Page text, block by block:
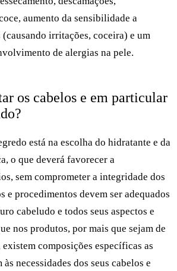
aumento da sensibilidade a
irritações, coceira) e um
de alergias na pele.
os cabelos e em particular
está na escolha do hidratante e da
o que deverá favorecer a
sem comprometer a integridade dos
e procedimentos devem ser adequados
cabeludo e todos seus aspectos e
nos produtos, por mais que sejam de
composições específicas as
necessidades dos seus cabelos e